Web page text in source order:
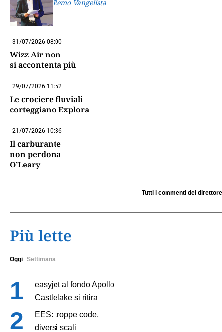
Remo Vangelista
31/07/2026 08:00
Wizz Air non
si accontenta più
29/07/2026 11:52
Le crociere fluviali
corteggiano Explora
21/07/2026 10:36
Il carburante
non perdona
O’Leary
Tutti i commenti del direttore
Più lette
Oggi Settimana
easyjet al fondo Apollo
Castlelake si ritira
EES: troppe code,
diversi scali